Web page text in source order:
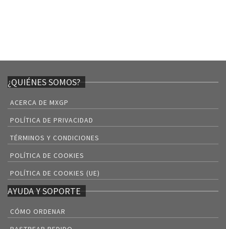
¿QUIÉNES SOMOS?
ACERCA DE MXGP
POLÍTICA DE PRIVACIDAD
TÉRMINOS Y CONDICIONES
POLÍTICA DE COOKIES
POLÍTICA DE COOKIES (UE)
AYUDA Y SOPORTE
CÓMO ORDENAR